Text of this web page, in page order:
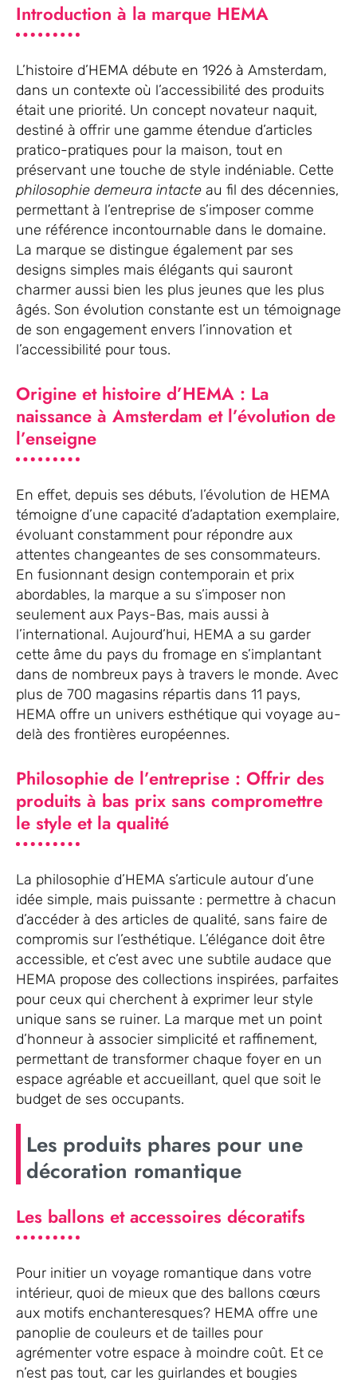
Introduction à la marque HEMA
L’histoire d’HEMA débute en 1926 à Amsterdam,
dans un contexte où l’accessibilité des produits
était une priorité. Un concept novateur naquit,
destiné à offrir une gamme étendue d’articles
pratico-pratiques pour la maison, tout en
préservant une touche de style indéniable. Cette
philosophie demeura intacte au fil des décennies,
permettant à l’entreprise de s’imposer comme
une référence incontournable dans le domaine.
La marque se distingue également par ses
designs simples mais élégants qui sauront
charmer aussi bien les plus jeunes que les plus
âgés. Son évolution constante est un témoignage
de son engagement envers l’innovation et
l’accessibilité pour tous.
Origine et histoire d’HEMA : La
naissance à Amsterdam et l’évolution de
l’enseigne
En effet, depuis ses débuts, l’évolution de HEMA
témoigne d’une capacité d’adaptation exemplaire,
évoluant constamment pour répondre aux
attentes changeantes de ses consommateurs.
En fusionnant design contemporain et prix
abordables, la marque a su s’imposer non
seulement aux Pays-Bas, mais aussi à
l’international. Aujourd’hui, HEMA a su garder
cette âme du pays du fromage en s’implantant
dans de nombreux pays à travers le monde. Avec
plus de 700 magasins répartis dans 11 pays,
HEMA offre un univers esthétique qui voyage au-
delà des frontières européennes.
Philosophie de l’entreprise : Offrir des
produits à bas prix sans compromettre
le style et la qualité
La philosophie d’HEMA s’articule autour d’une
idée simple, mais puissante : permettre à chacun
d’accéder à des articles de qualité, sans faire de
compromis sur l’esthétique. L’élégance doit être
accessible, et c’est avec une subtile audace que
HEMA propose des collections inspirées, parfaites
pour ceux qui cherchent à exprimer leur style
unique sans se ruiner. La marque met un point
d’honneur à associer simplicité et raffinement,
permettant de transformer chaque foyer en un
espace agréable et accueillant, quel que soit le
budget de ses occupants.
Les produits phares pour une
décoration romantique
Les ballons et accessoires décoratifs
Pour initier un voyage romantique dans votre
intérieur, quoi de mieux que des ballons cœurs
aux motifs enchanteresques? HEMA offre une
panoplie de couleurs et de tailles pour
agrémenter votre espace à moindre coût. Et ce
n’est pas tout, car les guirlandes et bougies